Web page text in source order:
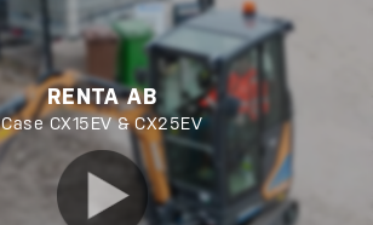
RENTA AB
Case CX15EV & CX25EV